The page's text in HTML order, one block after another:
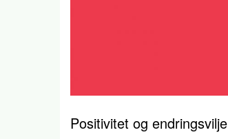
Positivitet og endringsvilje